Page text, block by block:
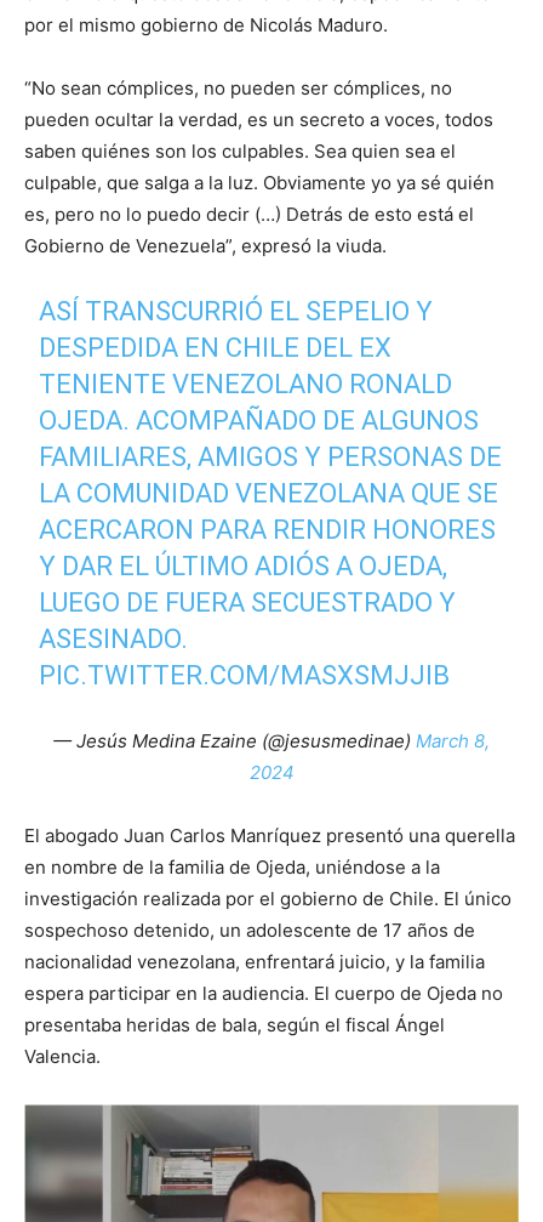
por el mismo gobierno de Nicolás Maduro.
“No sean cómplices, no pueden ser cómplices, no
pueden ocultar la verdad, es un secreto a voces, todos
saben quiénes son los culpables. Sea quien sea el
culpable, que salga a la luz. Obviamente yo ya sé quién
es, pero no lo puedo decir (…) Detrás de esto está el
Gobierno de Venezuela”, expresó la viuda.
ASÍ TRANSCURRIÓ EL SEPELIO Y
DESPEDIDA EN CHILE DEL EX
TENIENTE VENEZOLANO RONALD
OJEDA. ACOMPAÑADO DE ALGUNOS
FAMILIARES, AMIGOS Y PERSONAS DE
LA COMUNIDAD VENEZOLANA QUE SE
ACERCARON PARA RENDIR HONORES
Y DAR EL ÚLTIMO ADIÓS A OJEDA,
LUEGO DE FUERA SECUESTRADO Y
ASESINADO.
PIC.TWITTER.COM/MASXSMJJIB
— Jesús Medina Ezaine (@jesusmedinae) March 8,
2024
El abogado Juan Carlos Manríquez presentó una querella
en nombre de la familia de Ojeda, uniéndose a la
investigación realizada por el gobierno de Chile. El único
sospechoso detenido, un adolescente de 17 años de
nacionalidad venezolana, enfrentará juicio, y la familia
espera participar en la audiencia. El cuerpo de Ojeda no
presentaba heridas de bala, según el fiscal Ángel
Valencia.